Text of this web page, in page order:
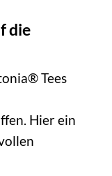
die
Tees
Hier ein